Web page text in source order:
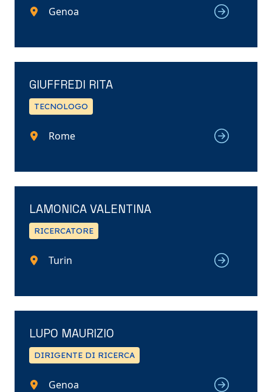
Genoa
GIUFFREDI RITA
TECNOLOGO
Rome
LAMONICA VALENTINA
RICERCATORE
Turin
LUPO MAURIZIO
DIRIGENTE DI RICERCA
Genoa